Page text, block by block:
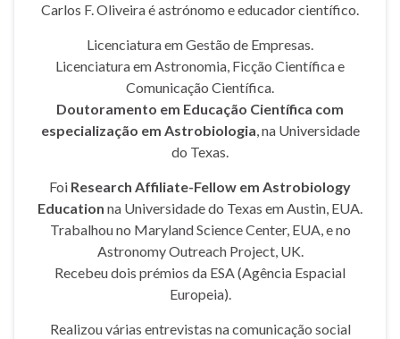
Carlos F. Oliveira é astrónomo e educador científico.
Licenciatura em Gestão de Empresas.
Licenciatura em Astronomia, Ficção Científica e
Comunicação Científica.
Doutoramento em Educação Científica com
especialização em Astrobiologia, na Universidade
do Texas.
Foi Research Affiliate-Fellow em Astrobiology
Education na Universidade do Texas em Austin, EUA.
Trabalhou no Maryland Science Center, EUA, e no
Astronomy Outreach Project, UK.
Recebeu dois prémios da ESA (Agência Espacial
Europeia).
Realizou várias entrevistas na comunicação social